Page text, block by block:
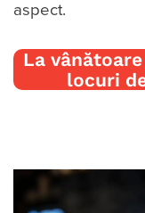
aspect.
La
locuri